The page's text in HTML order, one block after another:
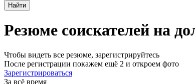
Найти
Резюме соискателей на
Чтобы видеть все резюме, зарегистрируйтесь
После регистрации покажем ещё 2 и откроем фото
Зарегистрироваться
За всё время